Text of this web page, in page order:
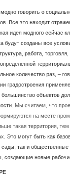
говорить о
Все это находит
идея модного сейчас
будут созданы все
работа,
количество раз, –
градостроения
большинство объектов
Мы считаем, что
на месте
такая территория,
Это могут быть как
сады, так и
создающие новые